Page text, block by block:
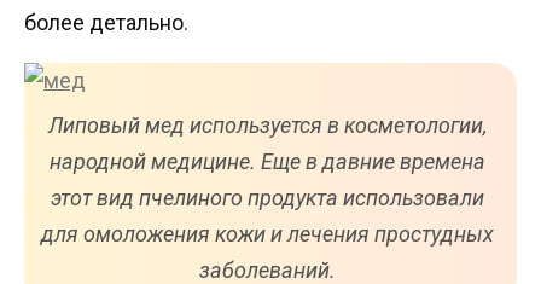
более детально.
Липовый мед используется в косметологии,
народной медицине. Еще в давние времена
этот вид пчелиного продукта использовали
для омоложения кожи и лечения простудных
заболеваний.